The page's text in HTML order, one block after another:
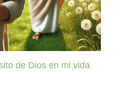
de Dios en mi vida